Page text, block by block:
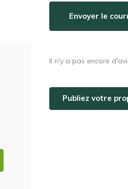
Envoyer le
Il n'y a pas encore
Publiez votre